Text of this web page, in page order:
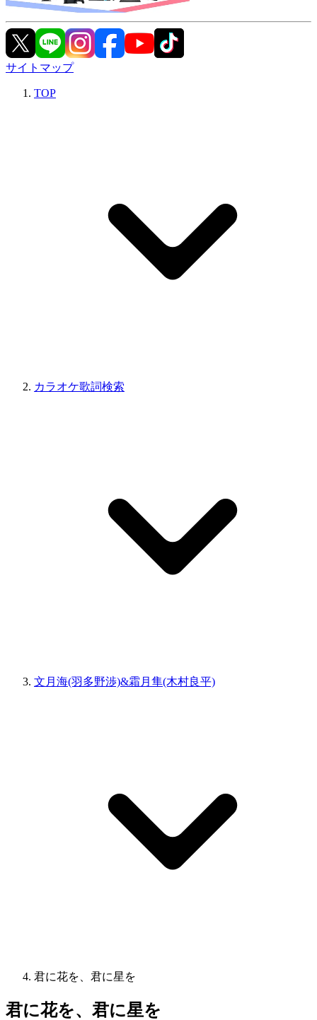
サイトマップ
TOP
カラオケ歌詞検索
文月海(羽多野渉)&霜月隼(木村良平)
君に花を、君に星を
君に花を、君に星を